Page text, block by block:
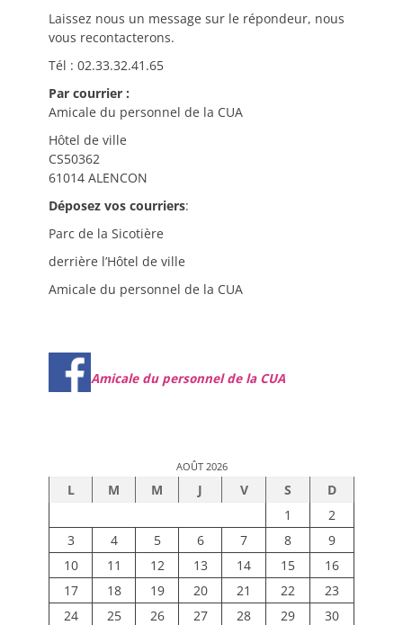
Laissez nous un message sur le répondeur, nous
vous recontacterons.
Tél : 02.33.32.41.65
Par courrier :
Amicale du personnel de la CUA
Hôtel de ville
CS50362
61014 ALENCON
Déposez vos courriers:
Parc de la Sicotière
derrière l’Hôtel de ville
Amicale du personnel de la CUA
Amicale du personnel de la CUA
AOÛT 2026
L M M J V S
D
1
2
3
4 5 6 7 8
9
10
11 12 13 14 15
16
17
18 19 20 21 22
23
24
25 26 27 28 29 30